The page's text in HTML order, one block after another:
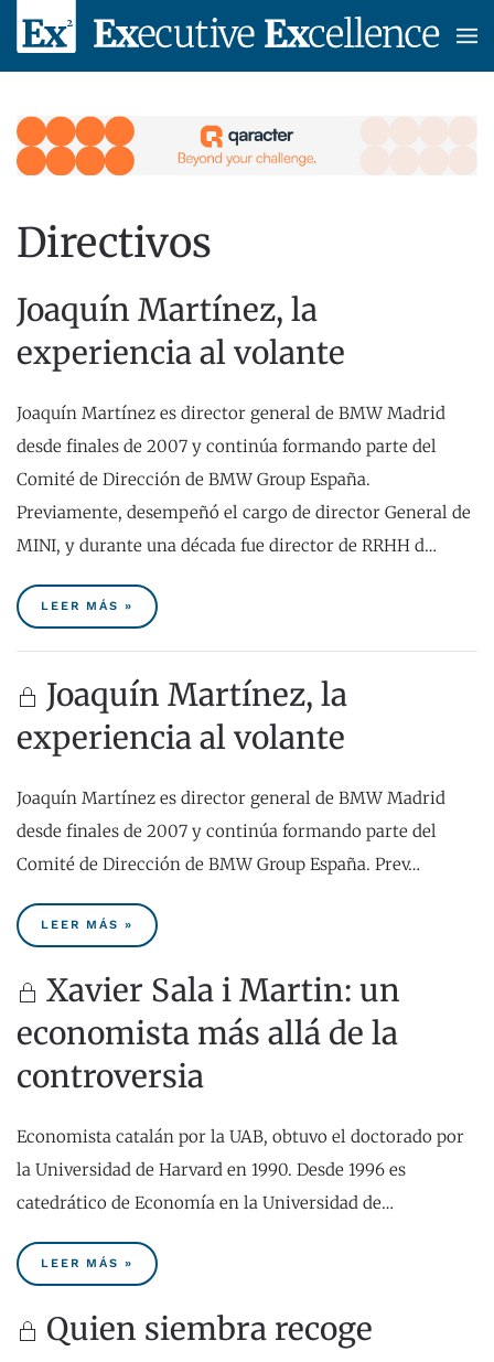
Skip to main content
Directivos
Joaquín Martínez, la
experiencia al volante
Joaquín Martínez es director general de BMW Madrid
desde finales de 2007 y continúa formando parte del
Comité de Dirección de BMW Group España.
Previamente, desempeñó el cargo de director General de
MINI, y durante una década fue director de RRHH d…
LEER MÁS »
Joaquín Martínez, la
experiencia al volante
Joaquín Martínez es director general de BMW Madrid
desde finales de 2007 y continúa formando parte del
Comité de Dirección de BMW Group España. Prev…
LEER MÁS »
Xavier Sala i Martin: un
economista más allá de la
controversia
Economista catalán por la UAB, obtuvo el doctorado por
la Universidad de Harvard en 1990. Desde 1996 es
catedrático de Economía en la Universidad de…
LEER MÁS »
Quien siembra recoge